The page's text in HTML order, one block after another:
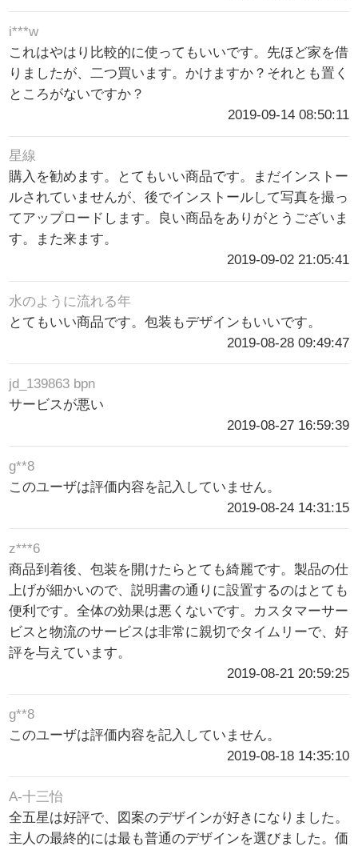
i***w
これはやはり比較的に使ってもいいです。先ほど家を借
りましたが、二つ買います。かけますか？それとも置く
ところがないですか？
2019-09-14 08:50:11
星線
購入を勧めます。とてもいい商品です。まだインストー
ルされていませんが、後でインストールして写真を撮っ
てアップロードします。良い商品をありがとうございま
す。また来ます。
2019-09-02 21:05:41
水のように流れる年
とてもいい商品です。包装もデザインもいいです。
2019-08-28 09:49:47
jd_139863 bpn
サービスが悪い
2019-08-27 16:59:39
g**8
このユーザは評価内容を記入していません。
2019-08-24 14:31:15
z***6
商品到着後、包装を開けたらとても綺麗です。製品の仕
上げが細かいので、説明書の通りに設置するのはとても
便利です。全体の効果は悪くないです。カスタマーサー
ビスと物流のサービスは非常に親切でタイムリーで、好
評を与えています。
2019-08-21 20:59:25
g**8
このユーザは評価内容を記入していません。
2019-08-18 14:35:10
A-十三怡
全五星は好評で、図案のデザインが好きになりました。
主人の最終的には最も普通のデザインを選びました。価